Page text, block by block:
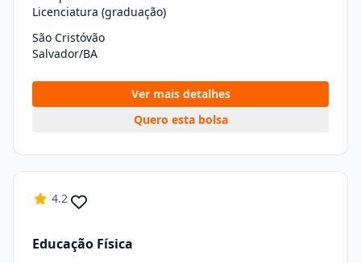
Licenciatura (graduação)
São Cristóvão
Salvador/BA
Ver mais detalhes
Quero esta bolsa
4.2
Educação Física